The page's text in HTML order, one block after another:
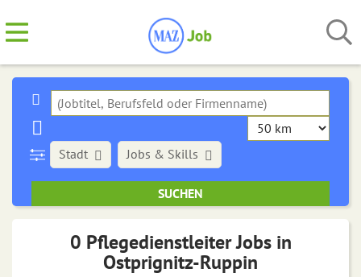
Stadt Jobs & Skills
0 Pflegedienstleiter Jobs in
Ostprignitz-Ruppin